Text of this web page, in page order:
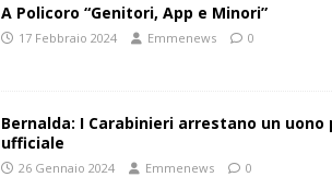
A Policoro “Genitori, App e Minori”
17 Febbraio 2024 Emmenews 0
Bernalda: I Carabinieri arrestano un
ufficiale
26 Gennaio 2024 Emmenews 0